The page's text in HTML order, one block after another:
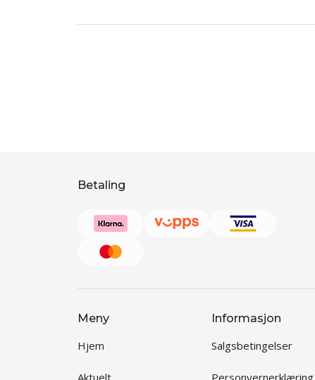
Betaling
Meny
Hjem
Aktuelt
Informasjon
Salgsbetingelser
Personvernerklæring